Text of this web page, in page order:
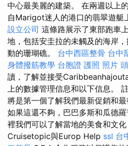
中心最美麗的建築。 在兩週以上
自Marigot迷人的港口的翡翠遊艇
設立公司 這條路展示了東部跑車
地，包括安圭拉的未觸及的海岸
動的珊瑚礁。 台中西區整骨 台中
身體撥筋教學 台胞證 護照 照片
讀，了解並接受
上的數據管理信息和以下信息。
將是第一個了解我們最新促銷和最
如果這還不夠，巴巴多斯和瓜德
裡我們可以了解當地的美食和文化
Cruisetopic與Europ Help ssl 台